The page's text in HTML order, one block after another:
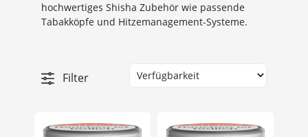
hochwertiges Shisha Zubehör wie passende
Tabakköpfe und Hitzemanagement-Systeme.
Filter